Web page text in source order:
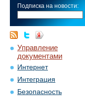
Подписка на новости:
Управление
документами
Интернет
Интеграция
Безопасность